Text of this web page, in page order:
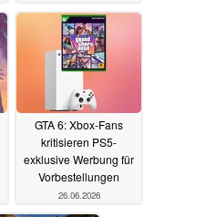
26.06.2026
GTA 6: Xbox-Fans
kritisieren PS5-
exklusive Werbung für
Vorbestellungen
26.06.2026